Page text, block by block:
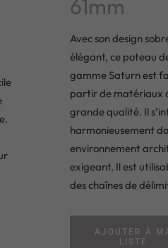
61mm
Avec son design
élégant, ce poteau
gamme Saturn est
partir de matériaux
grande qualité. Il
harmonieusement
environnement
exigeant. Il est
des chaînes de
AJOUTER À
LISTE